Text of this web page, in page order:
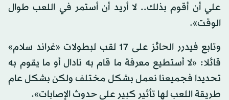
علي أن أقوم بذلك.. لا أريد أن أستمر في اللعب طوال
الوقت».
وتابع فيدرر الحائز على 17 لقب لبطولات «غراند سلام»
قائلا: «لا أستطيع معرفة ما قام به نادال أو ما يقوم به
تحديدا فجميعنا نعمل بشكل مختلف ولكن بشكل عام
طريقة اللعب لها تأثير كبير على حدوث الإصابات».